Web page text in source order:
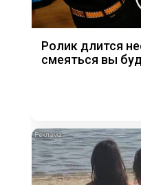
Ролик длится
смеяться вы